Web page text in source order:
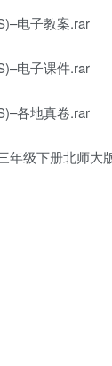
电子教案.rar
电子课件.rar
各地真卷.rar
级下册北师大